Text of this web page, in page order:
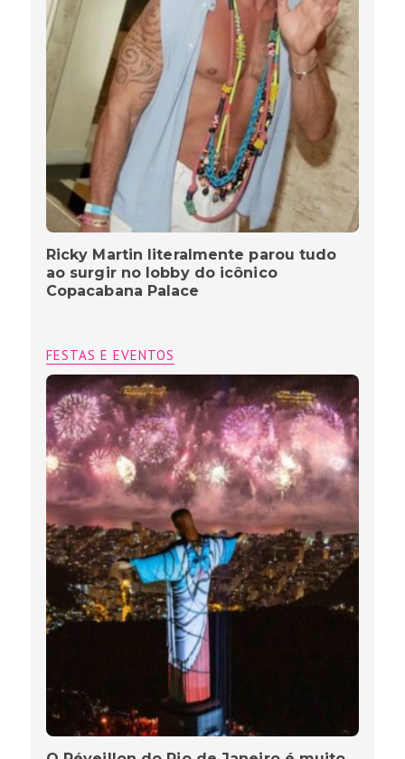
Ricky Martin literalmente parou tudo
ao surgir no lobby do icônico
Copacabana Palace
FESTAS E EVENTOS